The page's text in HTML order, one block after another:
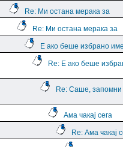
Re: Ми остана мерака за
Re: Ми остана мерака за
Е ако беше избрано
Re: Е ако беше
Re: Саше, запомни
Ама чакај сега
Re: Ама чакај